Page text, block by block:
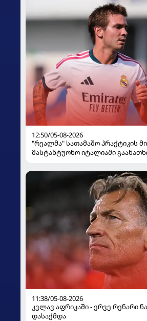
12:50/05-08-2026
"რეალმა" სათამაშო პრაქტიკის
მასტანტუონო იტალიაში
11:38/05-08-2026
კვლავ აფრიკაში - ერვე რენარი
დასაქმდა